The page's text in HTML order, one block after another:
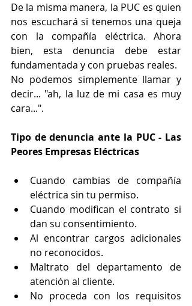
De la misma manera, la PUC es quien
nos escuchará si tenemos una queja
con la compañía eléctrica. Ahora
bien, esta denuncia debe estar
fundamentada y con pruebas reales.
No podemos simplemente llamar y
decir... "ah, la luz de mi casa es muy
cara...".
Tipo de denuncia ante la PUC - Las
Peores Empresas Eléctricas
Cuando cambias de compañía
eléctrica sin tu permiso.
Cuando modifican el contrato si
dan su consentimiento.
Al encontrar cargos adicionales
no reconocidos.
Maltrato del departamento de
atención al cliente.
No proceda con los requisitos